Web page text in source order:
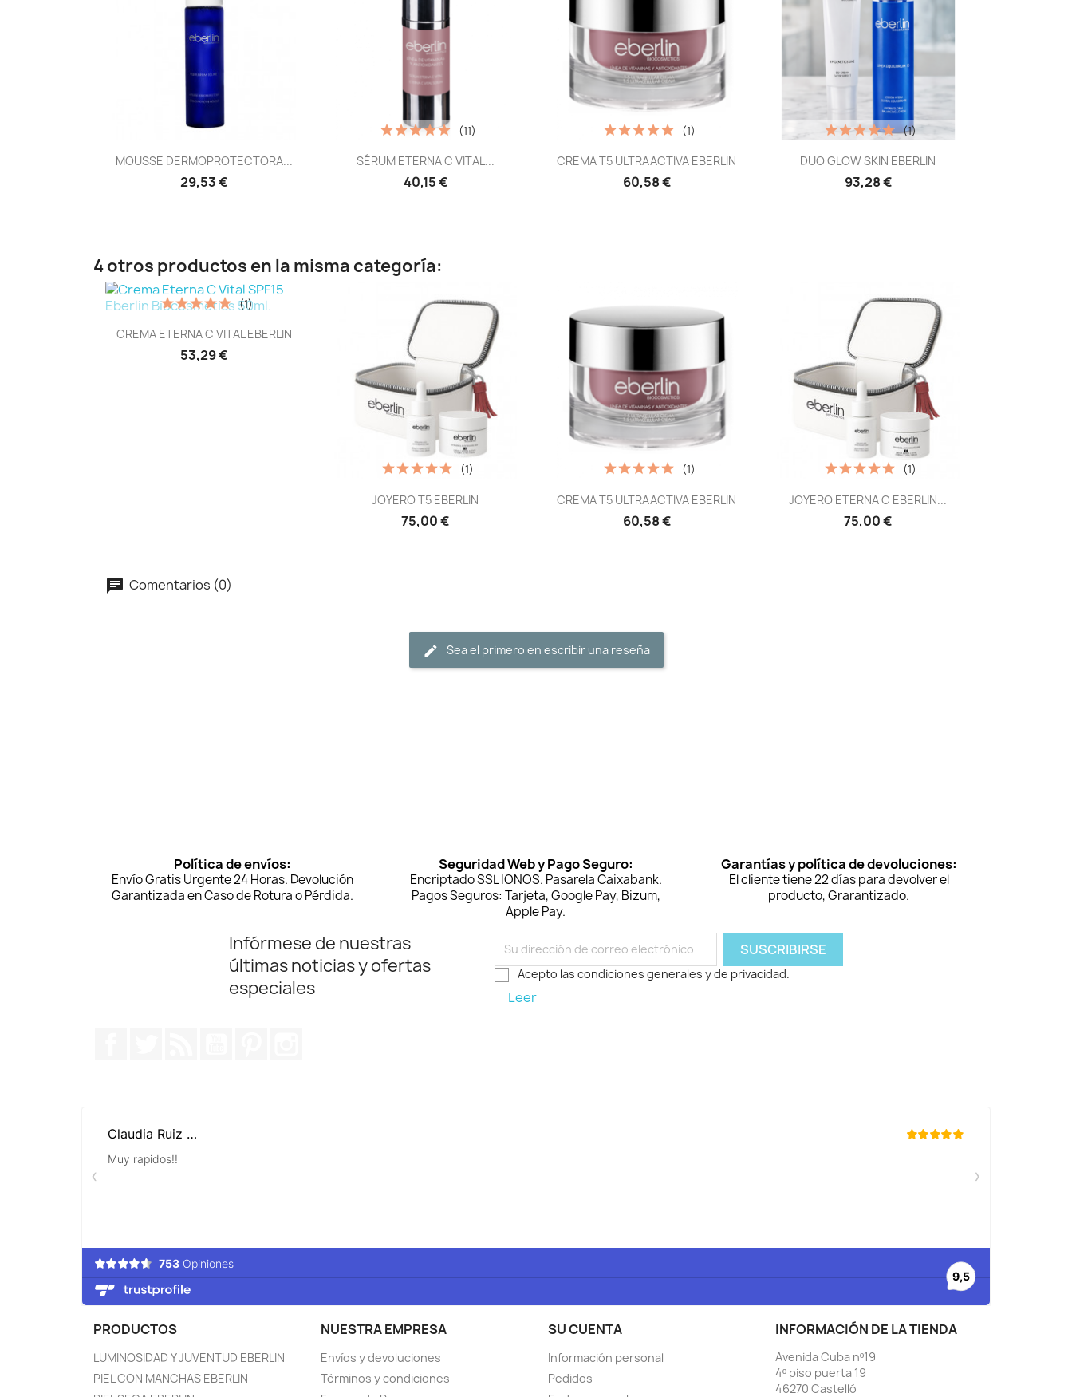
Vista rápida
MOUSSE DERMOPROTECTORA...
29,53 €
Vista rápida
SÉRUM ETERNA C VITAL...
40,15 €
(11)
 Vista rápida
CREMA T5 ULTRAACTIVA EBERLIN
60,58 €
(1)
Vista rápida
DUO GLOW SKIN EBERLIN
93,28 €
(1)
4 otros productos en la misma categoría:
Vista rápida
CREMA ETERNA C VITAL EBERLIN
53,29 €
(1)
Vista rápida
JOYERO T5 EBERLIN
75,00 €
(1)
 Vista rápida
CREMA T5 ULTRAACTIVA EBERLIN
60,58 €
(1)
Vista rápida
JOYERO ETERNA C EBERLIN...
75,00 €
(1)
Comentarios (0)
Sea el primero en escribir una reseña
Política de envíos:
Envío Gratis Urgente 24 Horas. Devolución
Garantizada en Caso de Rotura o Pérdida.
Seguridad Web y Pago Seguro:
Encriptado SSL IONOS. Pasarela Caixabank.
Pagos Seguros: Tarjeta, Google Pay, Bizum,
Apple Pay.
Garantías y política de devoluciones:
El cliente tiene 22 días para devolver el
producto, Grarantizado.
Infórmese de nuestras
últimas noticias y ofertas
especiales
Acepto las condiciones generales y de privacidad.
Leer
PRODUCTOS
LUMINOSIDAD Y JUVENTUD EBERLIN
PIEL CON MANCHAS EBERLIN
NUESTRA EMPRESA
Envíos y devoluciones
Términos y condiciones
SU CUENTA
Información personal
Pedidos
INFORMACIÓN DE LA TIENDA
Avenida Cuba nº19
4º piso puerta 19
46270 Castelló